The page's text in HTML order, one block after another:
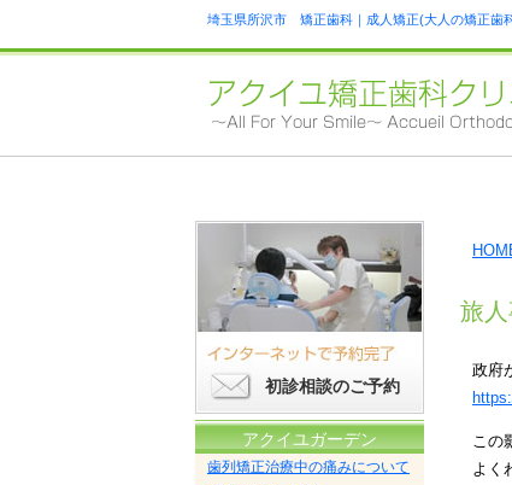
埼玉県所沢市 矯正歯科｜成人矯正(大人の矯正歯
旅人
政府
この
よく
初診相談のご予約
アクイユガーデン
歯列矯正治療中の痛みについて